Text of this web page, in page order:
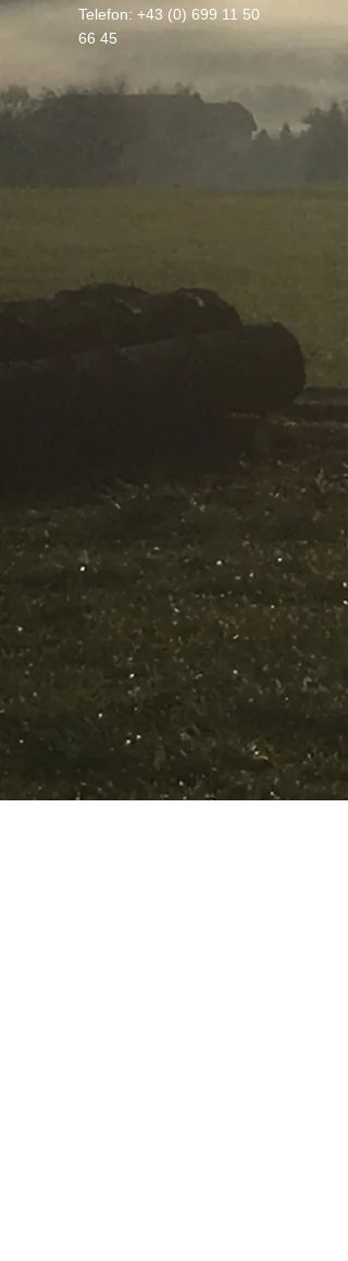
Telefon: +43 (0) 699 11 50
66 45